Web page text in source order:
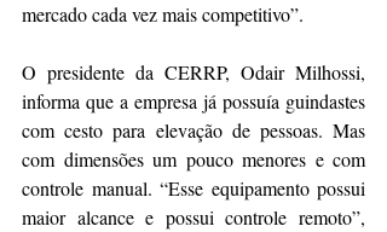
mercado cada vez mais competitivo”.
O presidente da CERRP, Odair Milhossi,
informa que a empresa já possuía guindastes
com cesto para elevação de pessoas. Mas
com dimensões um pouco menores e com
controle manual. “Esse equipamento possui
maior alcance e possui controle remoto”,